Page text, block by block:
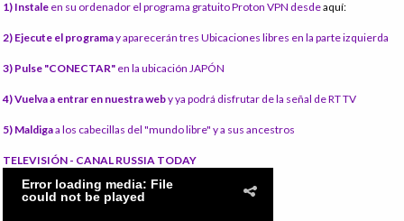
1) Instale en su ordenador el programa gratuito Proton VPN desdeaquí:
2) Ejecute el programay aparecerán tres Ubicaciones libres en la parte izquierda
3) Pulse "CONECTAR" en la ubicación JAPÓN
4) Vuelva a entrar en nuestra weby ya podrá disfrutar de la señal de RT TV
5) Maldigaa los cabecillas del "mundo libre" y a sus ancestros
TELEVISIÓN - CANAL RUSSIA TODAY